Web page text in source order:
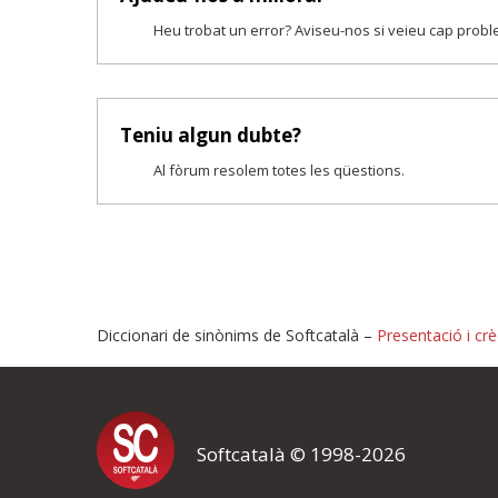
Heu trobat un error? Aviseu-nos si veieu cap
Teniu algun dubte?
Al fòrum resolem totes les qüestions.
Proposeu-nos millores
Si heu trobat un error o voleu proposar alguna millora, ompliu els
proposeu o l'error del qual voleu informar-nos.
Diccionari de sinònims de Softcatalà – Presentació i
Softcatalà © 1998-2026